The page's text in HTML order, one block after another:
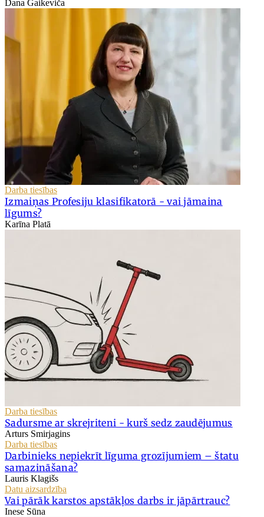
Dana Gaikeviča
Darba tiesības
Izmaiņas Profesiju klasifikatorā - vai jāmaina
līgums?
Karīna Platā
Darba tiesības
Sadursme ar skrejriteni - kurš sedz zaudējumus
Arturs Smirjagins
Darba tiesības
Darbinieks nepiekrīt līguma grozījumiem – štatu
samazināšana?
Lauris Klagišs
Datu aizsardzība
Vai pārāk karstos apstākļos darbs ir jāpārtrauc?
Inese Sūna